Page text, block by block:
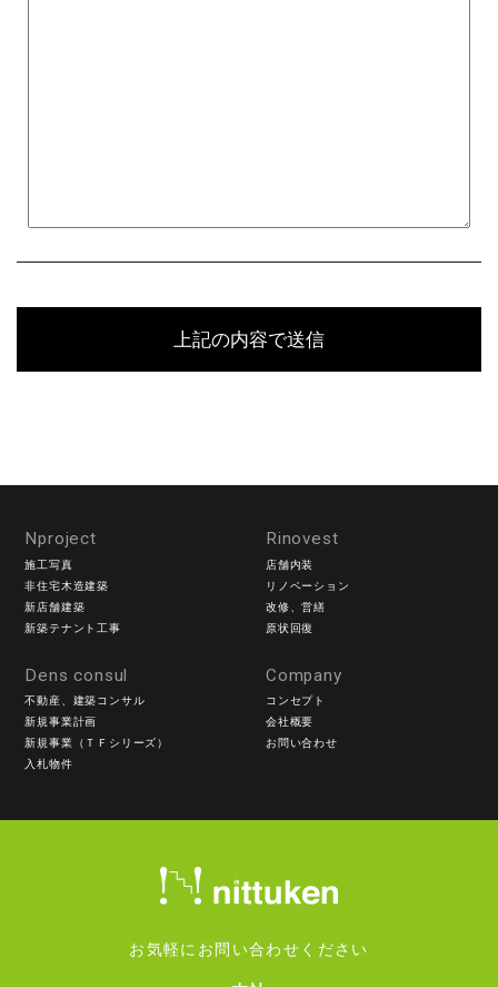
Nproject
施工写真
非住宅木造建築
新店舗建築
新築テナント工事
Rinovest
店舗内装
リノベーション
改修、営繕
原状回復
Dens consul
不動産、建築コンサル
新規事業計画
新規事業（ＴＦシリーズ）
入札物件
Company
コンセプト
会社概要
お問い合わせ
お気軽にお問い合わせください